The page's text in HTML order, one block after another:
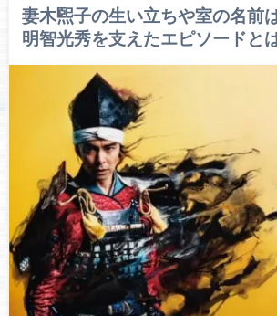
妻木煕子の生い立ちや室の名前
明智光秀を支えたエピソードと